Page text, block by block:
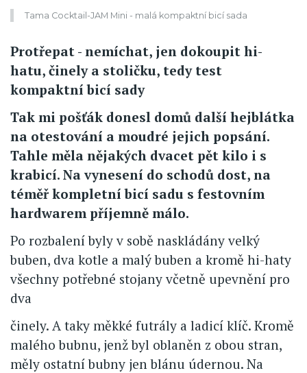
Tama Cocktail-JAM Mini - malá kompaktní bicí sada
Protřepat - nemíchat, jen dokoupit hi-
hatu, činely a stoličku, tedy test
kompaktní bicí sady
Tak mi pošťák donesl domů další hejblátka
na otestování a moudré jejich popsání.
Tahle měla nějakých dvacet pět kilo i s
krabicí. Na vynesení do schodů dost, na
téměř kompletní bicí sadu s festovním
hardwarem příjemně málo.
Po rozbalení byly v sobě naskládány velký
buben, dva kotle a malý buben a kromě hi-haty
všechny potřebné stojany včetně upevnění pro
dva
činely. A taky měkké futrály a ladicí klíč. Kromě
malého bubnu, jenž byl oblaněn z obou stran,
měly ostatní bubny jen blánu údernou. Na